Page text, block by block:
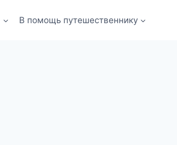
В помощь путешественнику